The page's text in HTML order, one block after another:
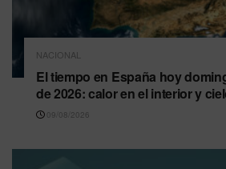
NACIONAL
El tiempo en España hoy
de 2026: calor en el interior y
09/08/2026